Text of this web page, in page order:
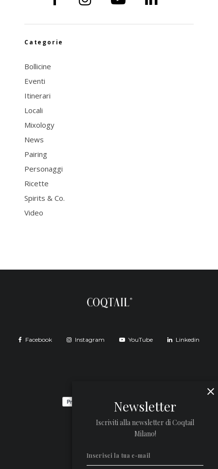
Categorie
Bollicine
Eventi
Itinerari
Locali
Mixology
News
Pairing
Personaggi
Ricette
Spirits & Co.
Video
Facebook Instagram YouTube Linkedin
Newsletter
Iscriviti alla newsletter di Coqtail
Milano!